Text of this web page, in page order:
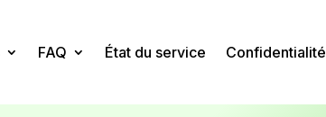
FAQ État du service Confidentialité